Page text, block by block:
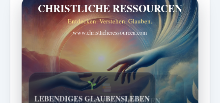
CHRISTLICHE RESSOURCEN
Entdecken. Verstehen. Glauben.
www.christlicheressourcen.com
LEBENDIGES GLAUBENSLEBEN